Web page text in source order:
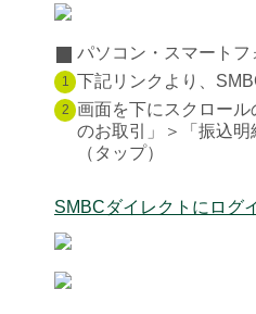
パソコン・スマートフ
1 下記リンクより、
2 画面を下にスクロー
のお取引」＞「振込明
（タップ）
SMBCダイレクトにログ